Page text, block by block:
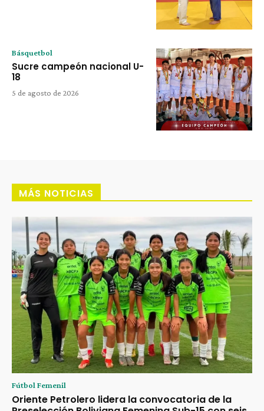
Básquetbol
Sucre campeón nacional U-
18
5 de agosto de 2026
MÁS NOTICIAS
Fútbol Femenil
Oriente Petrolero lidera la convocatoria de la